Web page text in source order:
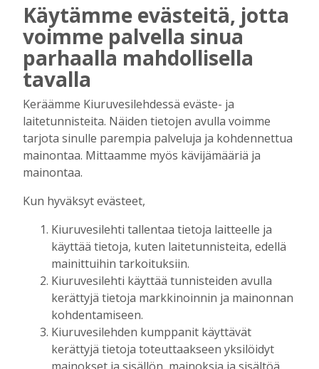
Golftapahtuma tuotti jälleen komeasti
tukea Kiuruveden nuorille – palkittavat
julkaistaan loppuvuodesta
Tilaajille
Aku Laatikainen 7.8.2026 11:33
Biokaasu, Hingunniemi, tiet,
rahoitusasiat, työllisyys, lääkäripula… –
ministeri Sari Essayahin kanssa piisasi
keskustelunaiheita
Aku Laatikainen
OP Kaskimaan vakavaraisuus vahvistui –
korkotason muutos heijastui alkuvuoden
tulokseen
Tilaajille
Toimitus 6.8.2026 13:18
Mikko Remes täyttää 50 vuotta – vaikka
villitystäkin on havaittavissa, sanoo
syntymäpäiväsankari oppineensa myös
Käytämme evästeitä, jotta
voimme palvella sinua
parhaalla mahdollisella
tavalla
Keräämme Kiuruvesilehdessä eväste- ja
laitetunnisteita. Näiden tietojen avulla voimme
tarjota sinulle parempia palveluja ja kohdennettua
mainontaa. Mittaamme myös kävijämääriä ja
mainontaa.
Kun hyväksyt evästeet,
Kiuruvesilehti tallentaa tietoja laitteelle ja
käyttää tietoja, kuten laitetunnisteita, edellä
mainittuihin tarkoituksiin.
Kiuruvesilehti käyttää tunnisteiden avulla
kerättyjä tietoja markkinoinnin ja mainonnan
kohdentamiseen.
Kiuruvesilehden kumppanit käyttävät
kerättyjä tietoja toteuttaakseen yksilöidyt
mainokset ja sisällön, mainoksia ja sisältöä